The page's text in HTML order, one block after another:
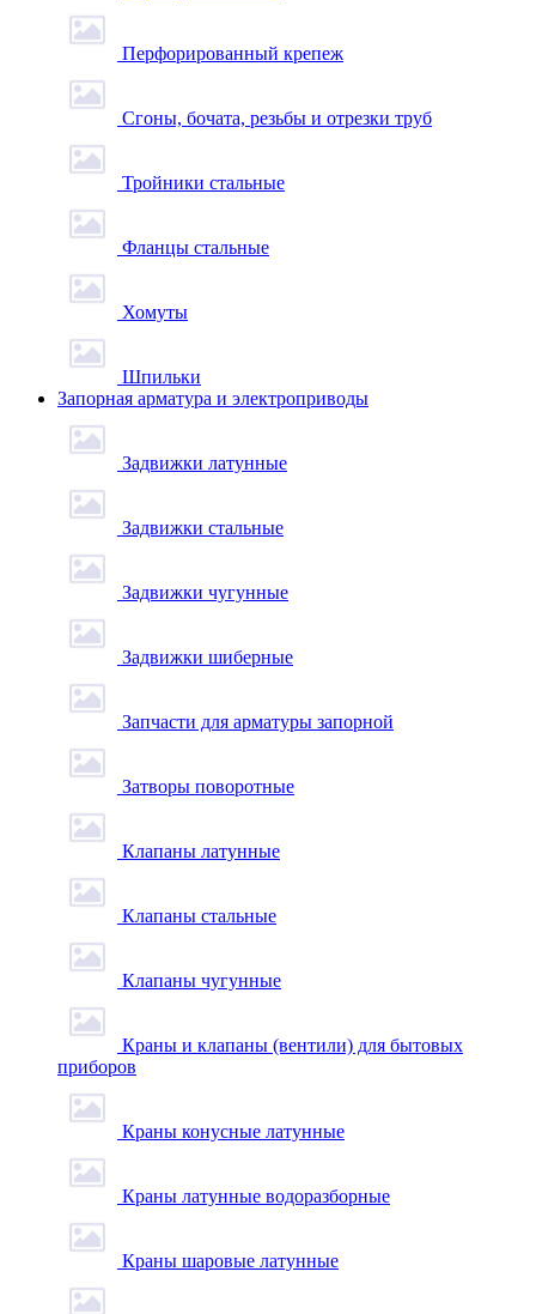
Перфорированный крепеж
Сгоны, бочата, резьбы и отрезки труб
Тройники стальные
Фланцы стальные
Хомуты
Шпильки
Запорная арматура и электроприводы
Задвижки латунные
Задвижки стальные
Задвижки чугунные
Задвижки шиберные
Запчасти для арматуры запорной
Затворы поворотные
Клапаны латунные
Клапаны стальные
Клапаны чугунные
Краны и клапаны (вентили) для бытовых
приборов
Краны конусные латунные
Краны латунные водоразборные
Краны шаровые латунные